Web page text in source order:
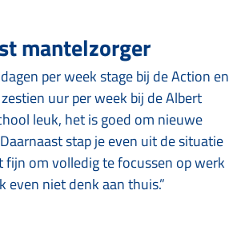
mantelzorger
per week stage bij de Action en
uur per week bij de Albert
leuk, het is goed om nieuwe
stap je even uit de situatie
fijn om volledig te focussen op werk
even niet denk aan thuis.”